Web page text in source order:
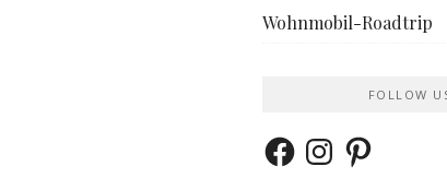
Wohnmobil-Roadtrip
FOLLOW
FacebookInstagramPinterest